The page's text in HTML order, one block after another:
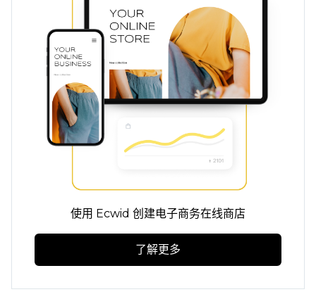
使用 Ecwid 创建电子商务在线商店
了解更多